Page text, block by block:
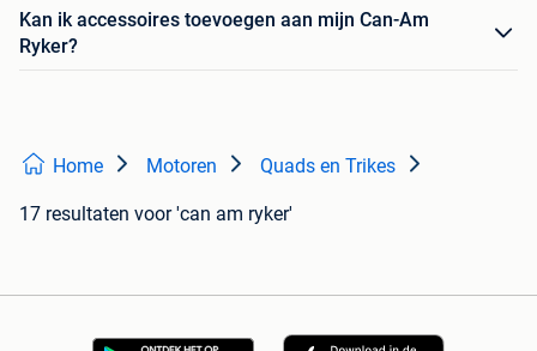
Kan ik accessoires toevoegen aan mijn Can-Am
Ryker?
Home Motoren Quads en Trikes
17 resultaten voor 'can am ryker'